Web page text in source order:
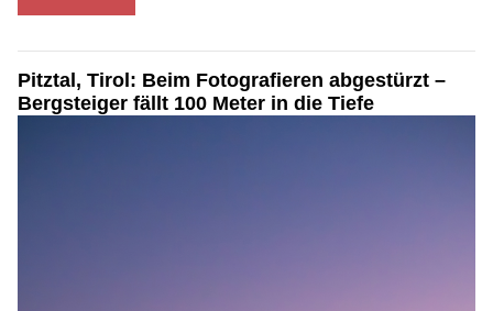
Pitztal, Tirol: Beim Fotografieren abgestürzt –
Bergsteiger fällt 100 Meter in die Tiefe